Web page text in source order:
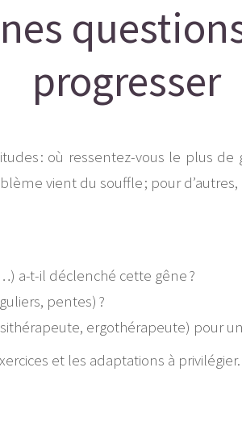
progresser
: où ressentez-vous le plus
vient du souffle ; pour
a-t-il déclenché cette gêne ?
pentes) ?
ergothérapeute) pour
et les adaptations à privilégier.